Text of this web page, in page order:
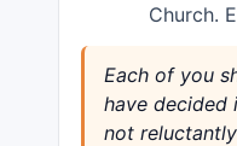
Church.
Each of you
have decided
not